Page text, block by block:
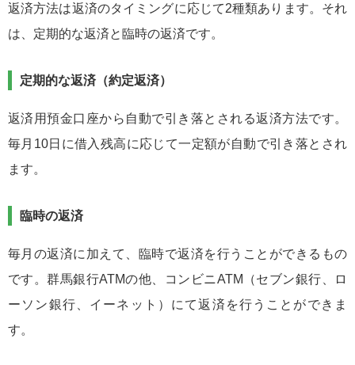
返済方法は返済のタイミングに応じて2種類あります。それ
は、定期的な返済と臨時の返済です。
定期的な返済（約定返済）
返済用預金口座から自動で引き落とされる返済方法です。
毎月10日に借入残高に応じて一定額が自動で引き落とされ
ます。
臨時の返済
毎月の返済に加えて、臨時で返済を行うことができるもの
です。群馬銀行ATMの他、コンビニATM（セブン銀行、ロ
ーソン銀行、イーネット）にて返済を行うことができま
す。